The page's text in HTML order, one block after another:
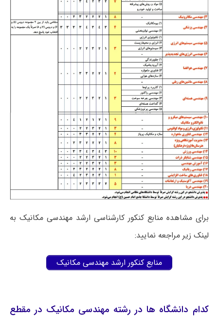
برای مشاهده منابع کنکور کارشناسی ارشد مهندسی مکانیک به
لینک زیر مراجعه نمایید:
منابع کنکور ارشد مهندسی مکانیک
کدام دانشگاه ها در رشته مهندسی مکانیک در مقطع